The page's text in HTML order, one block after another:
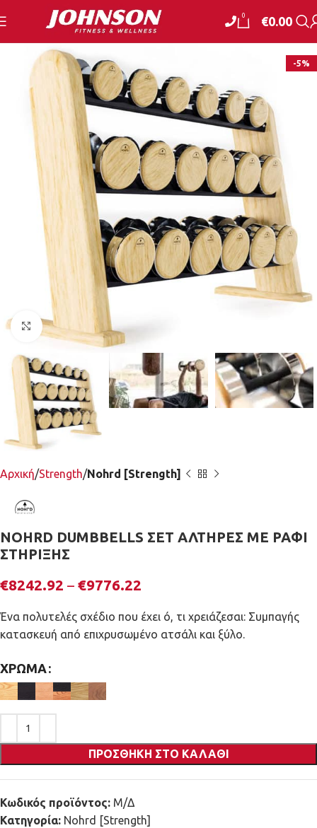
0 €0.00
-5%
Κλικ για μεγέθυνση
Αρχική Strength Nohrd [Strength]
NOHRD DUMBBELLS ΣΕΤ ΑΛΤΗΡΕΣ ΜΕ ΡΑΦΙ
ΣΤΗΡΙΞΗΣ
€8242.92 – €9776.22
Ένα πολυτελές σχέδιο που έχει ό, τι χρειάζεσαι: Συμπαγής
κατασκευή από επιχρυσωμένο ατσάλι και ξύλο.
ΧΡΏΜΑ
ΠΡΟΣΘΉΚΗ ΣΤΟ ΚΑΛΆΘΙ
Κωδικός προϊόντος: Μ/Δ
Κατηγορία: Nohrd [Strength]